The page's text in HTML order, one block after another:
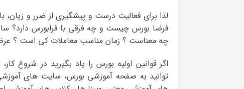
لذا برای فعالیت درست و پیشگیری از ضرر و زیان،
فرضا بورس چیست و چه فرقی با فرابورس دارد؟
چه معناست ؟ زمان مناسب معاملات کی است ؟
اگر قوانین اولیه بورس را یاد بگیرید در شروع
توانید به صفحه آموزشی بورس، سایت های